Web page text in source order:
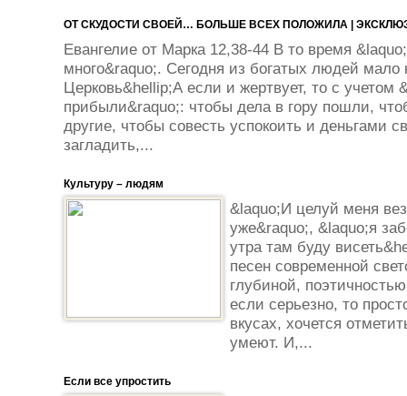
ОТ СКУДОСТИ СВОЕЙ… БОЛЬШЕ ВСЕХ ПОЛОЖИЛА |
Евангелие от Марка 12,38-44 В то время
много&raquo;. Сегодня из богатых людей мало
Церковь&hellip;А если и жертвует, то с учетом
прибыли&raquo;: чтобы дела в гору пошли,
другие, чтобы совесть успокоить и деньгами
загладить,...
Культуру – людям
&laquo;И целуй меня
уже&raquo;, &laquo;я
утра там буду
песен современной
глубиной,
если серьезно, то
вкусах, хочется
умеют. И,...
Если все упростить